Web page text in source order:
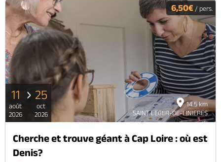
14.5 km
SAINT LEGER-DE-LINIERES
6,50€ / pers.
11
août
2026
25
oct
2026
Cherche et trouve géant à Cap Loire : où est
Denis?